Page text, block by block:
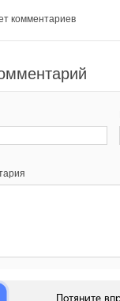
комментариев